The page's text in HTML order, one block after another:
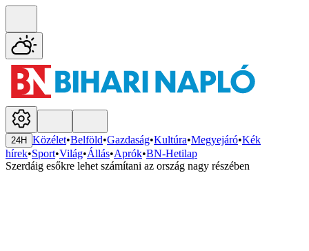
24H Közélet•Belföld•Gazdaság•Kultúra•Megyejáró•Kék
hírek•Sport•Világ•Állás•Aprók•BN-Hetilap
Szerdáig esőkre lehet számítani az ország nagy részében